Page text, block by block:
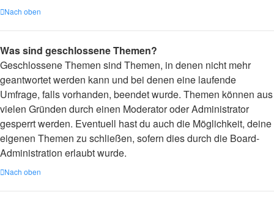
Nach oben
Was sind geschlossene Themen?
Geschlossene Themen sind Themen, in denen nicht mehr
geantwortet werden kann und bei denen eine laufende
Umfrage, falls vorhanden, beendet wurde. Themen können aus
vielen Gründen durch einen Moderator oder Administrator
gesperrt werden. Eventuell hast du auch die Möglichkeit, deine
eigenen Themen zu schließen, sofern dies durch die Board-
Administration erlaubt wurde.
Nach oben